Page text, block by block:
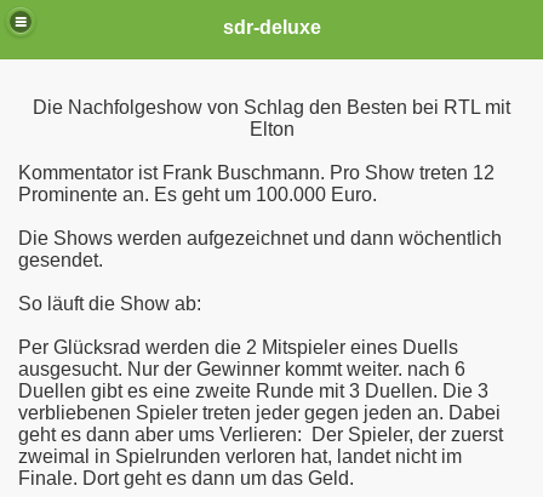
sdr-deluxe
Die Nachfolgeshow von Schlag den Besten bei RTL mit
Elton
Kommentator ist Frank Buschmann. Pro Show treten 12
Prominente an. Es geht um 100.000 Euro.
Die Shows werden aufgezeichnet und dann wöchentlich
gesendet.
So läuft die Show ab:
Per Glücksrad werden die 2 Mitspieler eines Duells
ausgesucht. Nur der Gewinner kommt weiter. nach 6
Duellen gibt es eine zweite Runde mit 3 Duellen. Die 3
verbliebenen Spieler treten jeder gegen jeden an. Dabei
geht es dann aber ums Verlieren: Der Spieler, der zuerst
zweimal in Spielrunden verloren hat, landet nicht im
Finale. Dort geht es dann um das Geld.